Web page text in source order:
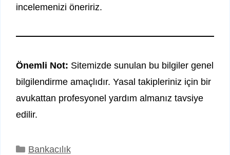
incelemenizi öneririz.
Önemli Not: Sitemizde sunulan bu bilgiler genel
bilgilendirme amaçlıdır. Yasal takipleriniz için bir
avukattan profesyonel yardım almanız tavsiye
edilir.
Kategoriler
Bankacılık